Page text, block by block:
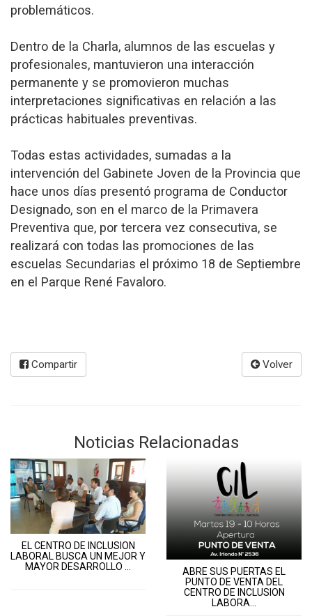
problemáticos.
Dentro de la Charla, alumnos de las escuelas y
profesionales, mantuvieron una interacción
permanente y se promovieron muchas
interpretaciones significativas en relación a las
prácticas habituales preventivas.
Todas estas actividades, sumadas a la
intervención del Gabinete Joven de la Provincia que
hace unos días presentó programa de Conductor
Designado, son en el marco de la Primavera
Preventiva que, por tercera vez consecutiva, se
realizará con todas las promociones de las
escuelas Secundarias el próximo 18 de Septiembre
en el Parque René Favaloro.
Compartir Volver
Noticias Relacionadas
EL CENTRO DE INCLUSION
LABORAL BUSCA UN MEJOR Y
MAYOR DESARROLLO ...
ABRE SUS PUERTAS EL
PUNTO DE VENTA DEL
CENTRO DE INCLUSION
LABORA...